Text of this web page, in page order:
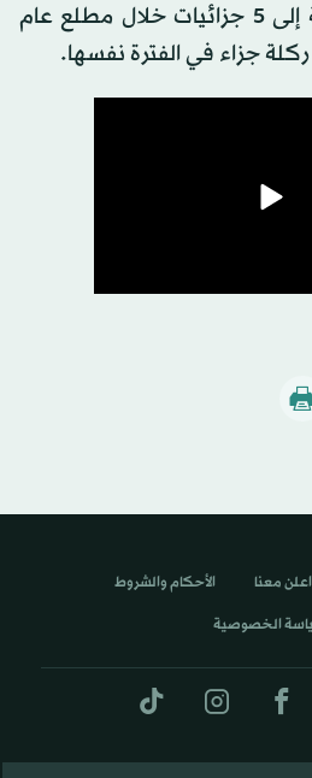
2020 - 2021، بالإضافة إلى 5 جزائيات خلال مطلع عام
اعلن معنا الأحكام والشروط
الخصوصية